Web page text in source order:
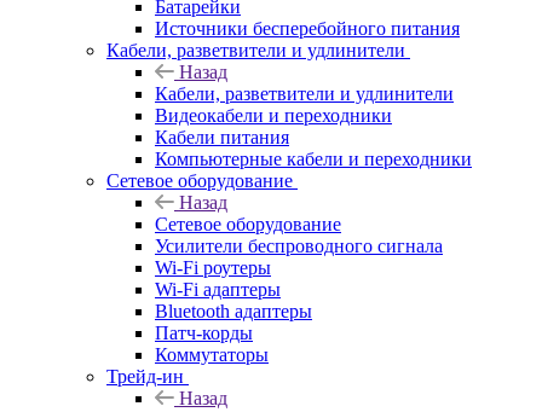
Батарейки
Источники бесперебойного питания
Кабели, разветвители и удлинители
Назад
Кабели, разветвители и удлинители
Видеокабели и переходники
Кабели питания
Компьютерные кабели и переходники
Сетевое оборудование
Назад
Сетевое оборудование
Усилители беспроводного сигнала
Wi-Fi роутеры
Wi-Fi адаптеры
Bluetooth адаптеры
Патч-корды
Коммутаторы
Трейд-ин
Назад